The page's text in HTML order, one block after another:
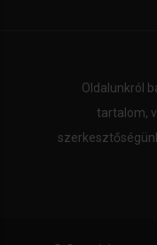
Oldalunkról
tartalom,